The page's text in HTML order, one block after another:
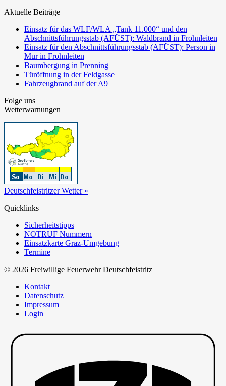
Aktuelle Beiträge
Einsatz für das WLF/WLA „Tank 11.000“ und den
Abschnittsführungsstab (AFÜST): Waldbrand in Frohnleiten
Einsatz für den Abschnittsführungsstab (AFÜST): Person in
Mur in Frohnleiten
Baumbergung in Prenning
Türöffnung in der Feldgasse
Fahrzeugbrand auf der A9
Folge uns
Wetterwarnungen
Deutschfeistritzer Wetter »
Quicklinks
Sicherheitstipps
NOTRUF Nummern
Einsatzkarte Graz-Umgebung
Termine
© 2026 Freiwillige Feuerwehr Deutschfeistritz
Kontakt
Datenschutz
Impressum
Login